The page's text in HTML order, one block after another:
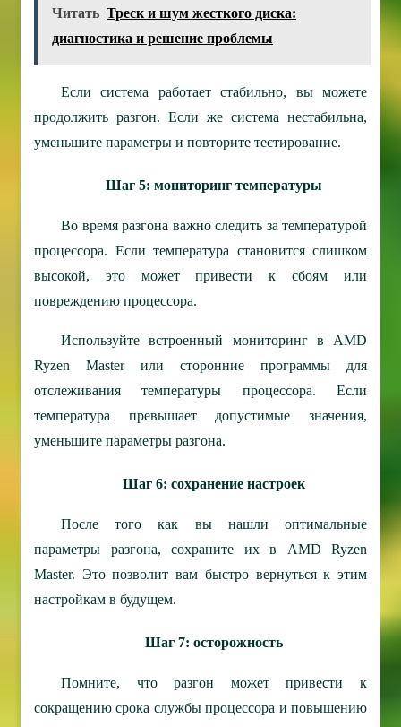
Читать Треск и шум жесткого диска:
диагностика и решение проблемы
Если система работает стабильно, вы можете
продолжить разгон. Если же система нестабильна,
уменьшите параметры и повторите тестирование.
Шаг 5: мониторинг температуры
Во время разгона важно следить за температурой
процессора. Если температура становится слишком
высокой, это может привести к сбоям или
повреждению процессора.
Используйте встроенный мониторинг в AMD
Ryzen Master или сторонние программы для
отслеживания температуры процессора. Если
температура превышает допустимые значения,
уменьшите параметры разгона.
Шаг 6: сохранение настроек
После того как вы нашли оптимальные
параметры разгона, сохраните их в AMD Ryzen
Master. Это позволит вам быстро вернуться к этим
настройкам в будущем.
Шаг 7: осторожность
Помните, что разгон может привести к
сокращению срока службы процессора и повышению